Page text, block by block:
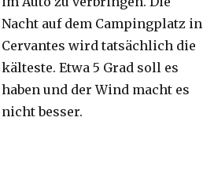
Nacht auf dem Campingplatz in
Cervantes wird tatsächlich die
kälteste. Etwa 5 Grad soll es
haben und der Wind macht es
nicht besser.